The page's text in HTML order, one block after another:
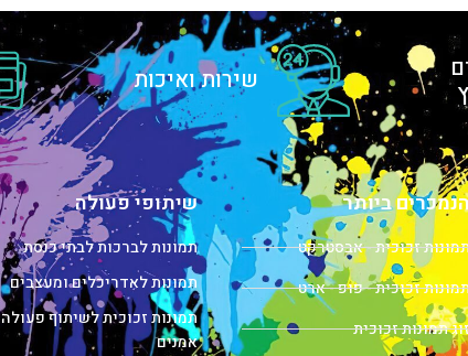
שירות ואיכות
ביותר
זכוכית - אבסטרקט
זכוכית - פופ - ארט
תמונות זכוכית
שיתופי פעולה
תמונות לברכות לבתי כנסת
תמונות לאדריכלים ומעצבים
תמונות זכוכית לשיתוף פעולה
אמנים